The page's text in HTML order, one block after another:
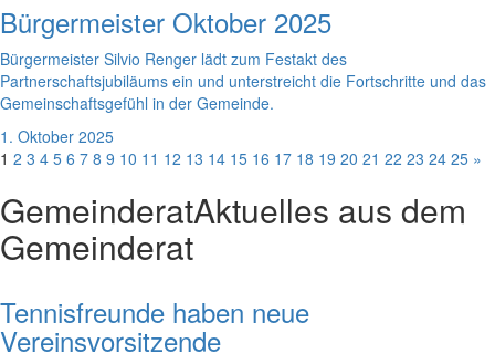
Bürgermeister Oktober 2025
Bürgermeister Silvio Renger lädt zum Festakt des
Partnerschaftsjubiläums ein und unterstreicht die Fortschritte und das
Gemeinschaftsgefühl in der Gemeinde.
1. Oktober 2025
1 2 3 4 5 6 7 8 9 10 11 12 13 14 15 16 17 18 19 20 21 22 23 24 25 »
GemeinderatAktuelles aus dem
Gemeinderat
Tennisfreunde haben neue
Vereinsvorsitzende